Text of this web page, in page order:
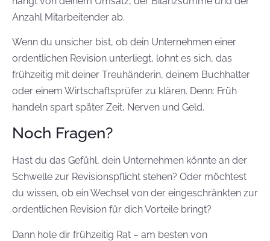
Anzahl Mitarbeitender ab.
Wenn du unsicher bist, ob dein Unternehmen einer
ordentlichen Revision unterliegt, lohnt es sich, das
frühzeitig mit deiner Treuhänderin, deinem Buchhalter
oder einem Wirtschaftsprüfer zu klären. Denn: Früh
handeln spart später Zeit, Nerven und Geld.
Noch Fragen?
Hast du das Gefühl, dein Unternehmen könnte an der
Schwelle zur Revisionspflicht stehen? Oder möchtest
du wissen, ob ein Wechsel von der eingeschränkten zur
ordentlichen Revision für dich Vorteile bringt?
Dann hole dir frühzeitig Rat – am besten von